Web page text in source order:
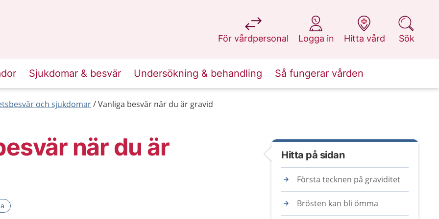
För vårdpersonal
på 1177.se
Logga in
på 1177.se
Hitta vård
på 1177.se
Sök
på 1177.se
Sjukdomar & besvär Undersökning & behandling Så fungerar vården
och sjukdomar Vanliga besvär när du är gravid
när du är
Hitta på sidan
Första tecknen på graviditet
Brösten kan bli ömma